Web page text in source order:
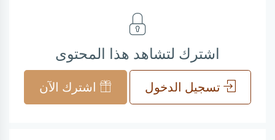
اشترك لتشاهد هذا المحتوى
تسجيل الدخول اشترك الآن